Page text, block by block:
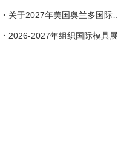
· 关于2027年美国奥兰多国际塑料展览会（NPE）参展的邀请函
· 2026-2027年组织国际模具展会一览表